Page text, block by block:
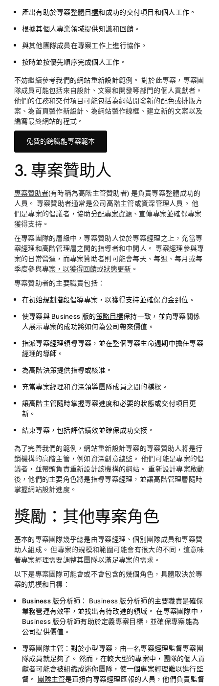
產出有助於專案整體目標和成功的交付項目和個人工作。
根據其個人專業領域提供知識和回饋。
與其他團隊成員在專案工作上進行協作。
按時並按優先順序完成個人工作。
不妨繼續參考我們的網站重新設計範例。 對於此專案，專案團
隊成員可能包括來自設計、文案和開發等部門的個人貢獻者。
他們的任務和交付項目可能包括為網站開發新的配色或排版方
案、為首頁製作新設計、為網站製作線框、建立新的文案以及
編寫最終網站的程式。
免費的跨職能專案範本
3. 專案贊助人
專案贊助者(有時稱為高階主管贊助者) 是負責專案整體成功的
人員。 專案贊助者通常是公司高階主管或資深管理人員。 他
們是專案的倡議者，協助分配專案資源、宣傳專案並確保專案
獲得支持。
在專案團隊的層級中，專案贊助人位於專案經理之上，充當專
案經理和高階管理層之間的指導者和中間人。 專案經理參與專
案的日常營運，而專案贊助者則可能會每天、每週、每月或每
季度參與專案，以獲得回饋或狀態更新 。
專案贊助者的主要職責包括：
在初始規劃階段倡導專案，以獲得支持並確保資金到位。
使專案與 Business 版的策略目標保持一致，並向專案關係
人展示專案的成功將如何為公司帶來價值。
指派專案經理領導專案，並在整個專案生命週期中擔任專案
經理的導師。
為高階決策提供指導或核准。
充當專案經理和資深領導團隊成員之間的橋樑。
讓高階主管隨時掌握專案進度和必要的狀態或交付項目更
新。
結束專案，包括評估績效並確保成功交接。
為了完善我們的範例，網站重新設計專案的專案贊助人將是行
銷機構的高階主管，例如資深創意總監。 他們可能是專案的倡
議者，並帶頭負責重新設計該機構的網站。 重新設計專案啟動
後，他們的主要角色將是指導專案經理，並讓高階管理層隨時
掌握網站設計進度。
獎勵：其他專案角色
基本的專案團隊幾乎總是由專案經理、個別團隊成員和專案贊
助人組成。 但專案的規模和範圍可能會有很大的不同，這意味
著專案經理需要調整其團隊以滿足專案的需求。
以下是專案團隊可能會或不會包含的幾個角色，具體取決於專
案的規模和目標：
Business 版分析師： Business 版分析師的主要職責是確保
業務營運有效率，並找出有待改進的領域。 在專案團隊中，
Business 版分析師有助於定義專案目標，並確保專案能為
公司提供價值。
專案團隊主管： 對於小型專案，由一名專案經理監督專案團
隊成員就足夠了。 然而，在較大型的專案中，團隊的個人貢
獻者可能會被組織成迷你團隊，使一個專案經理難以進行監
督。
團隊主管是直接向專案經理匯報的人員，他們負責監督